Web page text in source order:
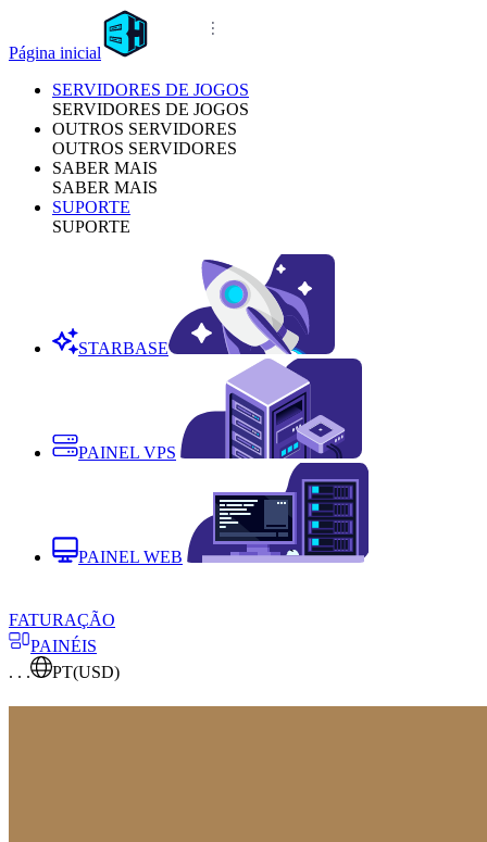
Página inicial
SERVIDORES DE JOGOS
SERVIDORES DE JOGOS
OUTROS SERVIDORES
OUTROS SERVIDORES
SABER MAIS
SABER MAIS
SUPORTE
SUPORTE
STARBASE
PAINEL VPS
PAINEL WEB
FATURAÇÃO
PAINÉIS
. . .
PT(USD)